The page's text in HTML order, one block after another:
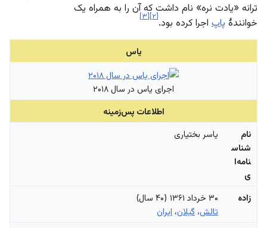
ترانه «یادت نره» نام داشت که آن را به همراه یک
خوانندهٔ پاپ اجرا کرده بود.
[۳]
یاس
اجرای یاس در سال ۲۰۱۸
اطلاعات پس‌زمینه
نام
شناس
نامه‌ا
ی
یاسر بختیاری
زاده
۳۰ خرداد ۱۳۶۱ ‏(۴۰ سال)
تالش ، گیلان، ایران